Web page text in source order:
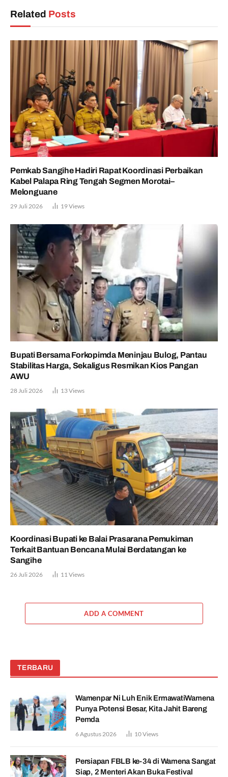
Related Posts
Pemkab Sangihe Hadiri Rapat Koordinasi Perbaikan
Kabel Palapa Ring Tengah Segmen Morotai–
Melonguane
29 Juli 2026 19Views
Bupati Bersama Forkopimda Meninjau Bulog, Pantau
Stabilitas Harga, Sekaligus Resmikan Kios Pangan
AWU
28 Juli 2026 13Views
Koordinasi Bupati ke Balai Prasarana Pemukiman
Terkait Bantuan Bencana Mulai Berdatangan ke
Sangihe
26 Juli 2026 11Views
ADD A COMMENT
TERBARU
Wamenpar Ni Luh Enik ErmawatiWamena
Punya Potensi Besar, Kita Jahit Bareng
Pemda
6 Agustus 2026 10Views
Persiapan FBLB ke-34 di Wamena Sangat
Siap, 2 Menteri Akan Buka Festival